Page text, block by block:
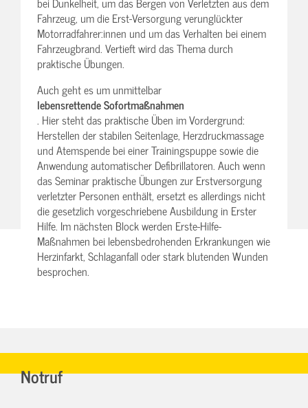
Fahrzeug, um die Erst-Versorgung verunglückter
Motorradfahrer:innen und um das Verhalten bei einem
Fahrzeugbrand. Vertieft wird das Thema durch
praktische Übungen.
Auch geht es um unmittelbar
lebensrettende Sofortmaßnahmen
. Hier steht das praktische Üben im Vordergrund:
Herstellen der stabilen Seitenlage, Herzdruckmassage
und Atemspende bei einer Trainingspuppe sowie die
Anwendung automatischer Defibrillatoren. Auch wenn
das Seminar praktische Übungen zur Erstversorgung
verletzter Personen enthält, ersetzt es allerdings nicht
die gesetzlich vorgeschriebene Ausbildung in Erster
Hilfe. Im nächsten Block werden Erste-Hilfe-
Maßnahmen bei lebensbedrohenden Erkrankungen wie
Herzinfarkt, Schlaganfall oder stark blutenden Wunden
besprochen.
Notruf